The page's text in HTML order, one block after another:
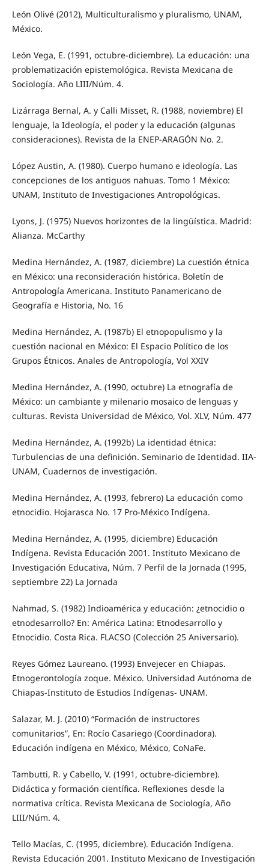
León Olivé (2012), Multiculturalismo y pluralismo, UNAM,
México.
León Vega, E. (1991, octubre-diciembre). La educación: una
problematización epistemológica. Revista Mexicana de
Sociología. Año LIII/Núm. 4.
Lizárraga Bernal, A. y Calli Misset, R. (1988, noviembre) El
lenguaje, la Ideología, el poder y la educación (algunas
consideraciones). Revista de la ENEP-ARAGÓN No. 2.
López Austin, A. (1980). Cuerpo humano e ideología. Las
concepciones de los antiguos nahuas. Tomo 1 México:
UNAM, Instituto de Investigaciones Antropológicas.
Lyons, J. (1975) Nuevos horizontes de la lingüística. Madrid:
Alianza. McCarthy
Medina Hernández, A. (1987, diciembre) La cuestión étnica
en México: una reconsideración histórica. Boletín de
Antropología Americana. Instituto Panamericano de
Geografía e Historia, No. 16
Medina Hernández, A. (1987b) El etnopopulismo y la
cuestión nacional en México: El Espacio Político de los
Grupos Étnicos. Anales de Antropología, Vol XXIV
Medina Hernández, A. (1990, octubre) La etnografía de
México: un cambiante y milenario mosaico de lenguas y
culturas. Revista Universidad de México, Vol. XLV, Núm. 477
Medina Hernández, A. (1992b) La identidad étnica:
Turbulencias de una definición. Seminario de Identidad. IIA-
UNAM, Cuadernos de investigación.
Medina Hernández, A. (1993, febrero) La educación como
etnocidio. Hojarasca No. 17 Pro-México Indígena.
Medina Hernández, A. (1995, diciembre) Educación
Indígena. Revista Educación 2001. Instituto Mexicano de
Investigación Educativa, Núm. 7 Perfil de la Jornada (1995,
septiembre 22) La Jornada
Nahmad, S. (1982) Indioamérica y educación: ¿etnocidio o
etnodesarrollo? En: América Latina: Etnodesarrollo y
Etnocidio. Costa Rica. FLACSO (Colección 25 Aniversario).
Reyes Gómez Laureano. (1993) Envejecer en Chiapas.
Etnogerontología zoque. México. Universidad Autónoma de
Chiapas-Instituto de Estudios Indígenas- UNAM.
Salazar, M. J. (2010) “Formación de instructores
comunitarios”, En: Rocío Casariego (Coordinadora).
Educación indígena en México, México, CoNaFe.
Tambutti, R. y Cabello, V. (1991, octubre-diciembre).
Didáctica y formación científica. Reflexiones desde la
normativa crítica. Revista Mexicana de Sociología, Año
LIII/Núm. 4.
Tello Macías, C. (1995, diciembre). Educación Indígena.
Revista Educación 2001. Instituto Mexicano de Investigación